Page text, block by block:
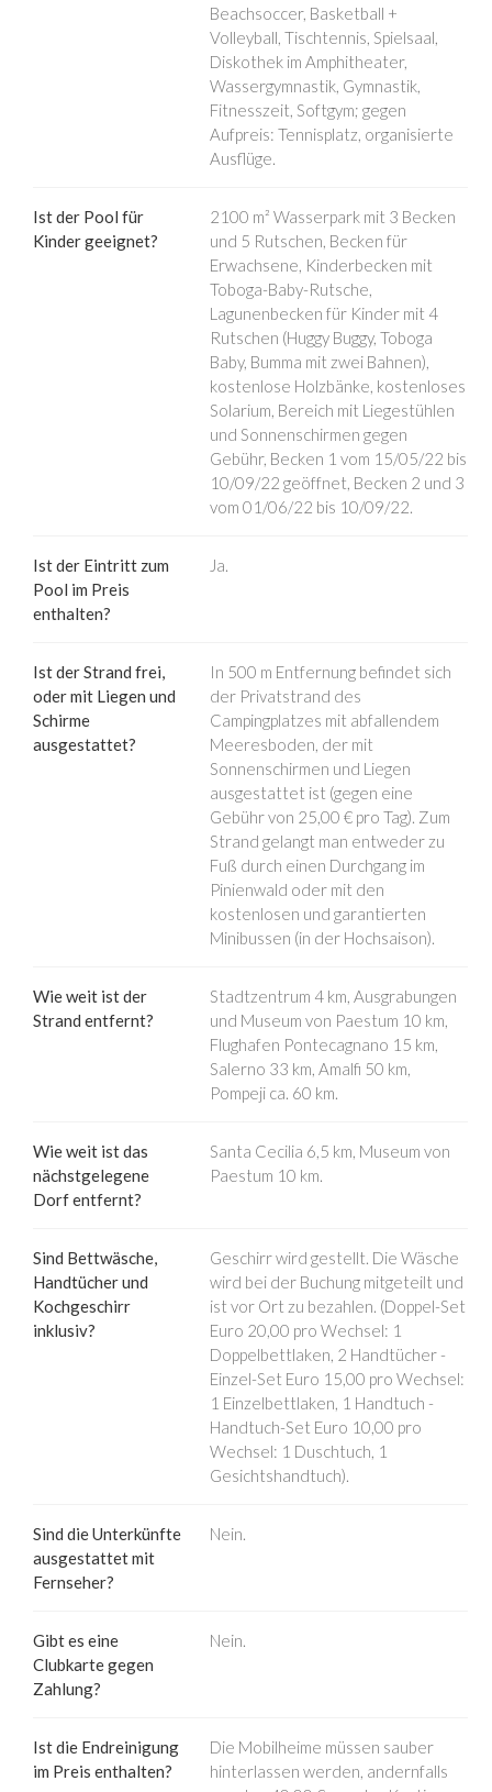
Beachsoccer, Basketball +
Volleyball, Tischtennis, Spielsaal,
Diskothek im Amphitheater,
Wassergymnastik, Gymnastik,
Fitnesszeit, Softgym; gegen
Aufpreis: Tennisplatz, organisierte
Ausflüge.
Ist der Pool für
Kinder geeignet?
2100 m² Wasserpark mit 3 Becken
und 5 Rutschen, Becken für
Erwachsene, Kinderbecken mit
Toboga-Baby-Rutsche,
Lagunenbecken für Kinder mit 4
Rutschen (Huggy Buggy, Toboga
Baby, Bumma mit zwei Bahnen),
kostenlose Holzbänke, kostenloses
Solarium, Bereich mit Liegestühlen
und Sonnenschirmen gegen
Gebühr, Becken 1 vom 15/05/22 bis
10/09/22 geöffnet, Becken 2 und 3
vom 01/06/22 bis 10/09/22.
Ist der Eintritt zum
Pool im Preis
enthalten?
Ja.
Ist der Strand frei,
oder mit Liegen und
Schirme
ausgestattet?
In 500 m Entfernung befindet sich
der Privatstrand des
Campingplatzes mit abfallendem
Meeresboden, der mit
Sonnenschirmen und Liegen
ausgestattet ist (gegen eine
Gebühr von 25,00 € pro Tag). Zum
Strand gelangt man entweder zu
Fuß durch einen Durchgang im
Pinienwald oder mit den
kostenlosen und garantierten
Minibussen (in der Hochsaison).
Wie weit ist der
Strand entfernt?
Stadtzentrum 4 km, Ausgrabungen
und Museum von Paestum 10 km,
Flughafen Pontecagnano 15 km,
Salerno 33 km, Amalfi 50 km,
Pompeji ca. 60 km.
Wie weit ist das
nächstgelegene
Dorf entfernt?
Santa Cecilia 6,5 km, Museum von
Paestum 10 km.
Sind Bettwäsche,
Handtücher und
Kochgeschirr
inklusiv?
Geschirr wird gestellt. Die Wäsche
wird bei der Buchung mitgeteilt und
ist vor Ort zu bezahlen. (Doppel-Set
Euro 20,00 pro Wechsel: 1
Doppelbettlaken, 2 Handtücher -
Einzel-Set Euro 15,00 pro Wechsel:
1 Einzelbettlaken, 1 Handtuch -
Handtuch-Set Euro 10,00 pro
Wechsel: 1 Duschtuch, 1
Gesichtshandtuch).
Sind die Unterkünfte
ausgestattet mit
Fernseher?
Nein.
Gibt es eine
Clubkarte gegen
Zahlung?
Nein.
Ist die Endreinigung
im Preis enthalten?
Die Mobilheime müssen sauber
hinterlassen werden, andernfalls